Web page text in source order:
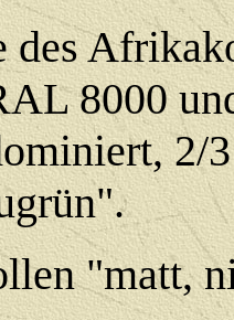
des
8000
2/
"matt,